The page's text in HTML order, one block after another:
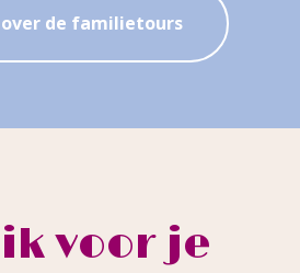
over de familietours
voor je